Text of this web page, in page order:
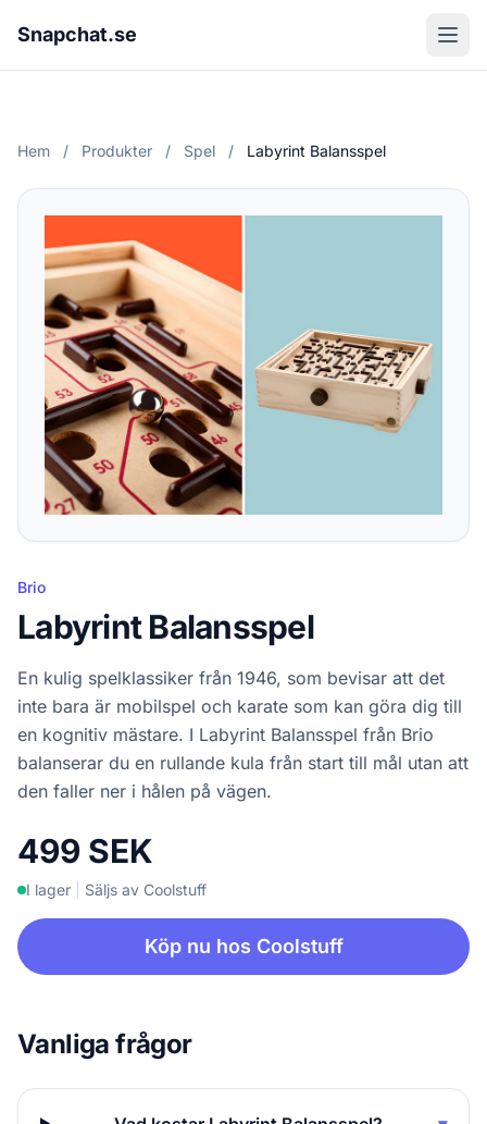
Snapchat.se
Hem / Produkter / Spel / Labyrint Balansspel
Brio
Labyrint Balansspel
En kulig spelklassiker från 1946, som bevisar att det
inte bara är mobilspel och karate som kan göra dig till
en kognitiv mästare. I Labyrint Balansspel från Brio
balanserar du en rullande kula från start till mål utan att
den faller ner i hålen på vägen.
499 SEK
I lager Säljs av Coolstuff
Köp nu hos Coolstuff
Vanliga frågor